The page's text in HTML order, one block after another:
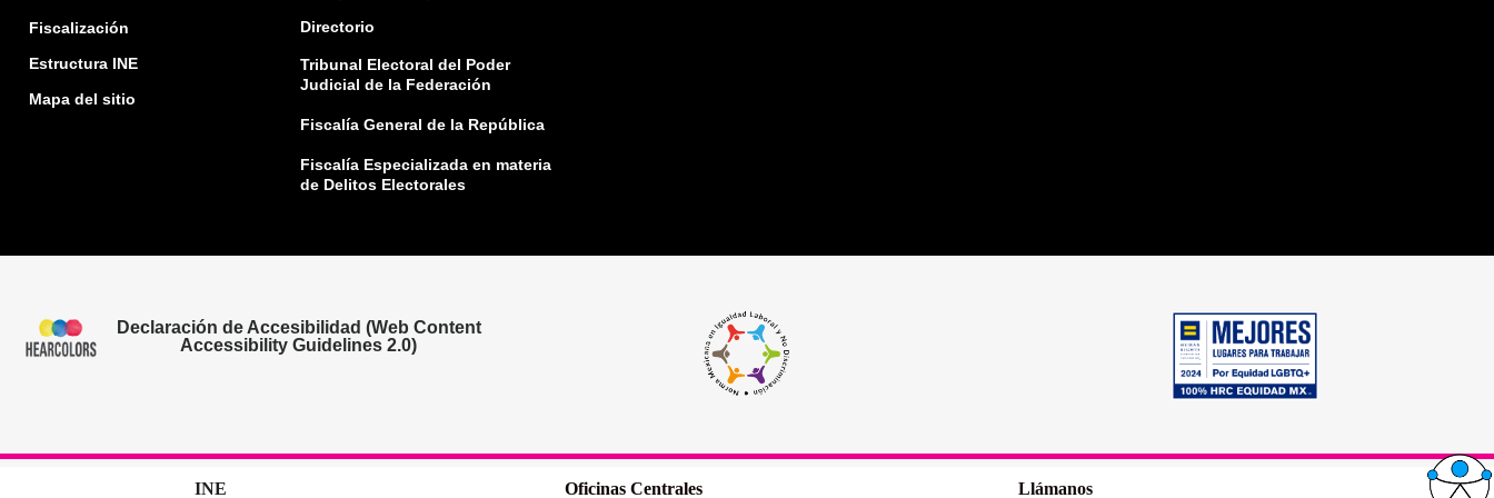
Fiscalización
Estructura INE
Mapa del sitio
Directorio
Tribunal Electoral del Poder
Judicial de la Federación
Fiscalía General de la República
Fiscalía Especializada en materia
de Delitos Electorales
Declaración de Accesibilidad (Web Content
Accessibility Guidelines 2.0)
INE Oficinas Centrales Llámanos